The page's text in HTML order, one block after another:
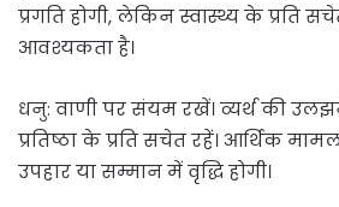
प्रगति होगी, लेकिन स्वास्थ्य के प्रति
आवश्यकता है।
धनु: वाणी पर संयम रखें। व्यर्थ की
प्रतिष्ठा के प्रति सचेत रहें। आर्थिक
उपहार या सम्मान में वृद्धि होगी।